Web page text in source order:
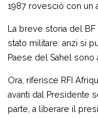
1987 rovesciò con un
La breve storia del
stato militare: anzi si
Paese del Sahel
Ora, riferisce RFI
avanti dal Presidente
parte, a liberare il